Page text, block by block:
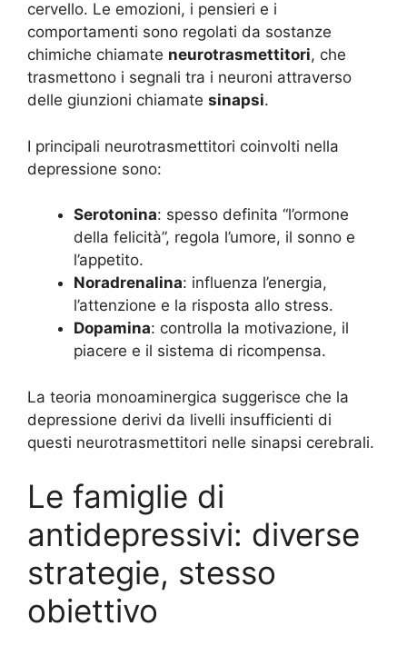
cervello. Le emozioni, i pensieri e i
comportamenti sono regolati da sostanze
chimiche chiamate neurotrasmettitori, che
trasmettono i segnali tra i neuroni attraverso
delle giunzioni chiamate sinapsi.
I principali neurotrasmettitori coinvolti nella
depressione sono:
Serotonina: spesso definita “l’ormone
della felicità”, regola l’umore, il sonno e
l’appetito.
Noradrenalina: influenza l’energia,
l’attenzione e la risposta allo stress.
Dopamina: controlla la motivazione, il
piacere e il sistema di ricompensa.
La teoria monoaminergica suggerisce che la
depressione derivi da livelli insufficienti di
questi neurotrasmettitori nelle sinapsi cerebrali.
Le famiglie di
antidepressivi: diverse
strategie, stesso
obiettivo